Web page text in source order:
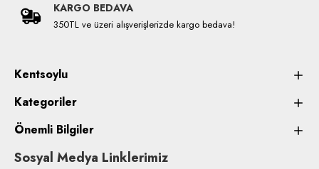
KARGO BEDAVA
350TL ve üzeri alışverişlerizde kargo bedava!
Kentsoylu
Kategoriler
Önemli Bilgiler
Sosyal Medya Linklerimiz